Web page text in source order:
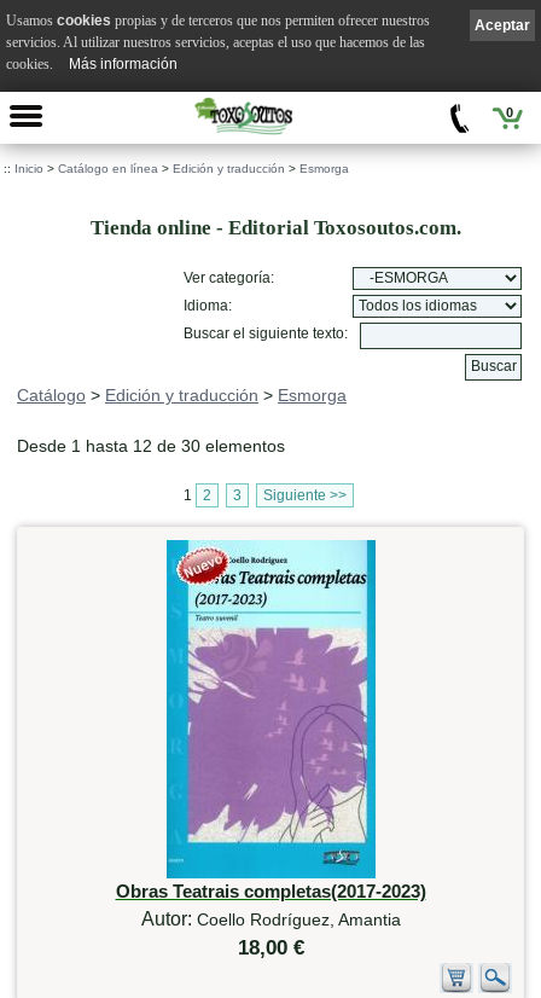
0
:: Inicio > Catálogo en línea > Edición y traducción > Esmorga
Tienda online - Editorial Toxosoutos.com.
Ver categoría:
Idioma:
Buscar el siguiente texto:
Catálogo > Edición y traducción > Esmorga
Desde 1 hasta 12 de 30 elementos
1 2 3 Siguiente >>
Obras Teatrais completas(2017-2023)
Autor: Coello Rodríguez, Amantia
18,00 €
Aceptar
Usamos cookies propias y de terceros que nos permiten ofrecer nuestros
servicios. Al utilizar nuestros servicios, aceptas el uso que hacemos de las
cookies.
Más información